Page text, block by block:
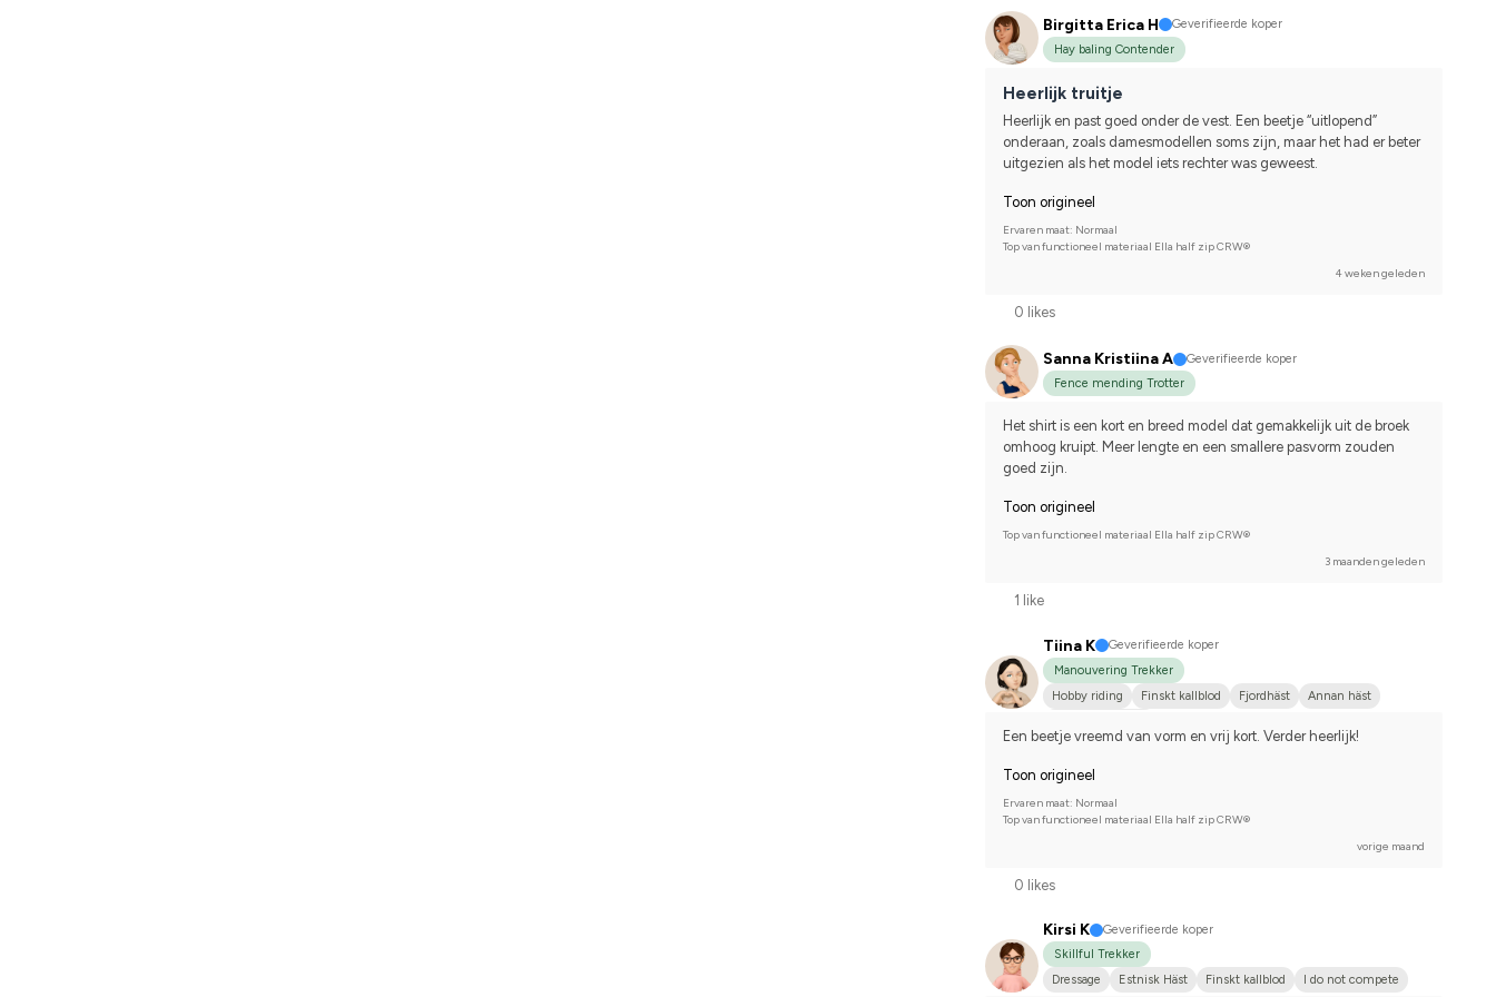
Birgitta Erica H
Geverifieerde koper
Hay baling Contender
Heerlijk truitje
Heerlijk en past goed onder de vest. Een beetje “uitlopend”
onderaan, zoals damesmodellen soms zijn, maar het had er beter
uitgezien als het model iets rechter was geweest.
Toon origineel
Ervaren maat: Normaal
Top van functioneel materiaal Ella half zip CRW®
4 weken geleden
0 likes
Sanna Kristiina A
Geverifieerde koper
Fence mending Trotter
Het shirt is een kort en breed model dat gemakkelijk uit de broek
omhoog kruipt. Meer lengte en een smallere pasvorm zouden
goed zijn.
Toon origineel
Top van functioneel materiaal Ella half zip CRW®
3 maanden geleden
1 like
Tiina K
Geverifieerde koper
Manouvering Trekker
Hobby riding
Finskt kallblod Fjordhäst
Annan häst
Een beetje vreemd van vorm en vrij kort. Verder heerlijk!
Toon origineel
Ervaren maat: Normaal
Top van functioneel materiaal Ella half zip CRW®
vorige maand
0 likes
Kirsi K
Geverifieerde koper
Skillful Trekker
Dressage
Estnisk Häst Finskt kallblod I do not compete